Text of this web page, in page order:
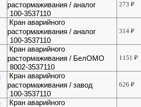
растормаживания / аналог
100-3537110
273₽
Кран аварийного
растормаживания / аналог
100-3537110
314₽
Кран аварийного
растормаживания / БелОМО
8002-3537110
1151₽
Кран аварийного
растормаживания / завод
100-3537110
626₽
Кран аварийного